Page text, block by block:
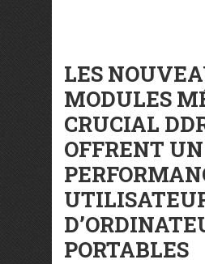
LES
MODULES
CRUCIAL
OFFRENT
PORTABLES